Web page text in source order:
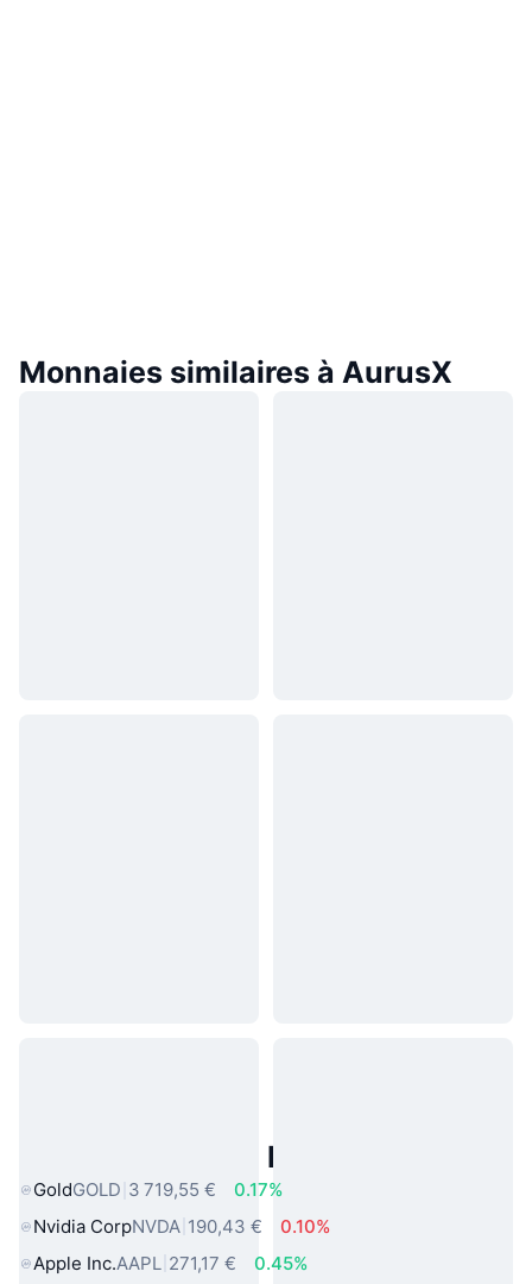
Monnaies similaires à AurusX
Actifs du Monde Réel Populaires
GoldGOLD 3 719,55 €
0.17%
Nvidia CorpNVDA 190,43 €
0.10%
Apple Inc.AAPL 271,17 €
0.45%